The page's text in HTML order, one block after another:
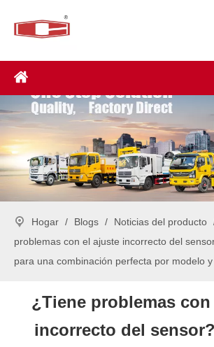
Hogar / Blogs / Noticias del producto
problemas con el ajuste incorrecto del
para una combinación perfecta por modelo
¿Tiene problemas
incorrecto del